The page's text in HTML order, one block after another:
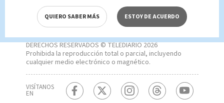
DERECHOS RESERVADOS © TELEDIARIO 2026
Prohibida la reproducción total o parcial, incluyendo
cualquier medio electrónico o magnético.
VISÍTANOS
EN
QUIERO SABER MÁS ESTOY DE ACUERDO